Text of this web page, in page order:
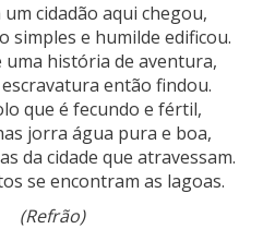
cidadão aqui chegou,
simples e humilde edificou.
uma história de aventura,
então findou.
que é fecundo e fértil,
jorra água pura e boa,
da cidade que atravessam.
se encontram as lagoas.
(Refrão)